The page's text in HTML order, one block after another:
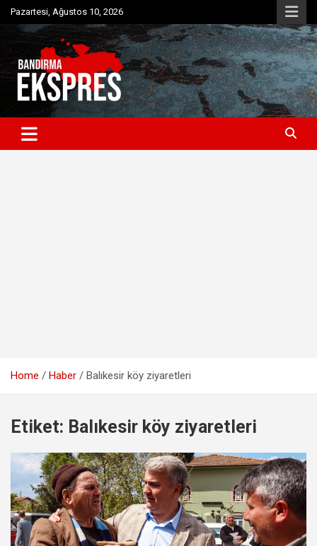
Skip
to
content
Pazartesi, Ağustos 10, 2026
Bandırma Ekspres
Bandırma'dan güncel haberler
Home Haber Balıkesir köy ziyaretleri
Etiket: Balıkesir köy ziyaretleri